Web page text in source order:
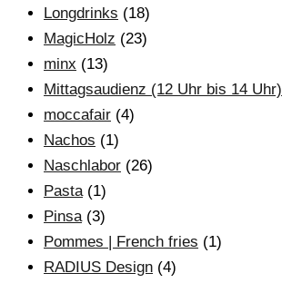
Longdrinks (18)
MagicHolz (23)
minx (13)
Mittagsaudienz (12 Uhr bis 14 Uhr)
moccafair (4)
Nachos (1)
Naschlabor (26)
Pasta (1)
Pinsa (3)
Pommes | French fries (1)
RADIUS Design (4)